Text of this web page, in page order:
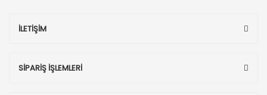
İLETİŞİM
SİPARİŞ İŞLEMLERİ